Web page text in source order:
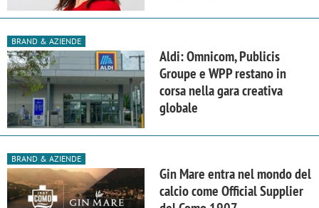
BRAND & AZIENDE
Aldi: Omnicom, Publicis
Groupe e WPP restano in
corsa nella gara creativa
globale
BRAND & AZIENDE
Gin Mare entra nel mondo del
calcio come Official Supplier